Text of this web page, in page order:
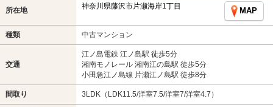
所在地 神奈川県藤沢市片瀬海岸1丁目
MAP
種類 中古マンション
交通
江ノ島電鉄 江ノ島駅 徒歩5分
湘南モノレール 湘南江の島駅 徒歩5分
小田急江ノ島線 片瀬江ノ島駅 徒歩8分
間取り 3LDK（LDK11.5/洋室7.5/洋室7/洋室4.7）